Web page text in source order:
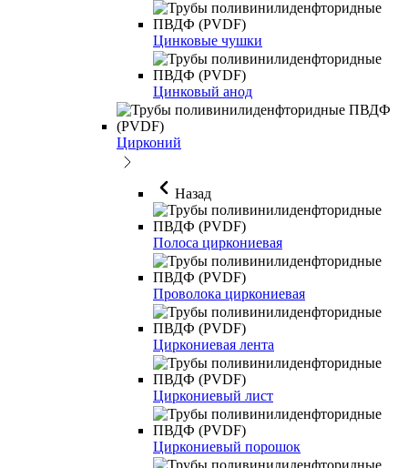
Цинковые чушки
Цинковый анод
Цирконий
Назад
Полоса циркониевая
Проволока циркониевая
Циркониевая лента
Циркониевый лист
Циркониевый порошок